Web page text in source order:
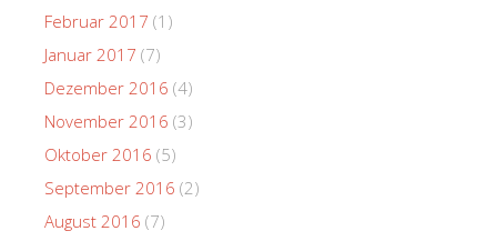
Februar 2017 (1)
Januar 2017 (7)
Dezember 2016 (4)
November 2016 (3)
Oktober 2016 (5)
September 2016 (2)
August 2016 (7)